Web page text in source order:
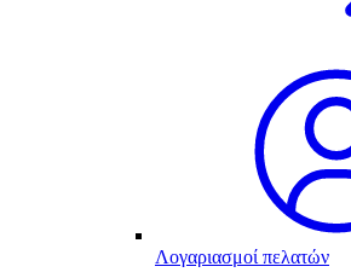
Λογαριασμοί πελατών